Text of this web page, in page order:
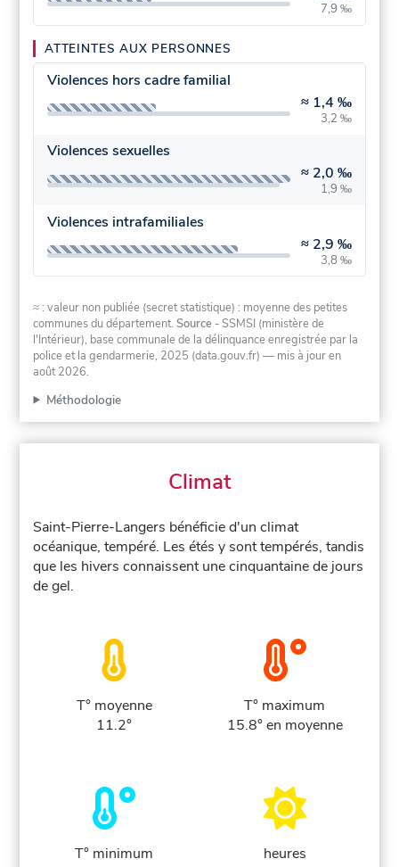
7,9 ‰
ATTEINTES AUX PERSONNES
Violences hors cadre familial
≈ 1,4 ‰
3,2 ‰
Violences sexuelles
≈ 2,0 ‰
1,9 ‰
Violences intrafamiliales
≈ 2,9 ‰
3,8 ‰
≈ : valeur non publiée (secret statistique) : moyenne des petites
communes du département.Source - SSMSI (ministère de
l'Intérieur), base communale de la délinquance enregistrée par la
police et la gendarmerie, 2025 (data.gouv.fr) — mis à jour en
août 2026.
Méthodologie
Climat
Saint-Pierre-Langers bénéficie d'un climat
océanique, tempéré. Les étés y sont tempérés, tandis
que les hivers connaissent une cinquantaine de jours
de gel.
T° moyenne
11.2°
T° maximum
15.8° en moyenne
T° minimum
heures